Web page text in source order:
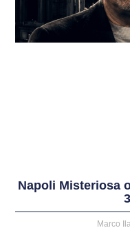
Napoli Misteriosa
Marco